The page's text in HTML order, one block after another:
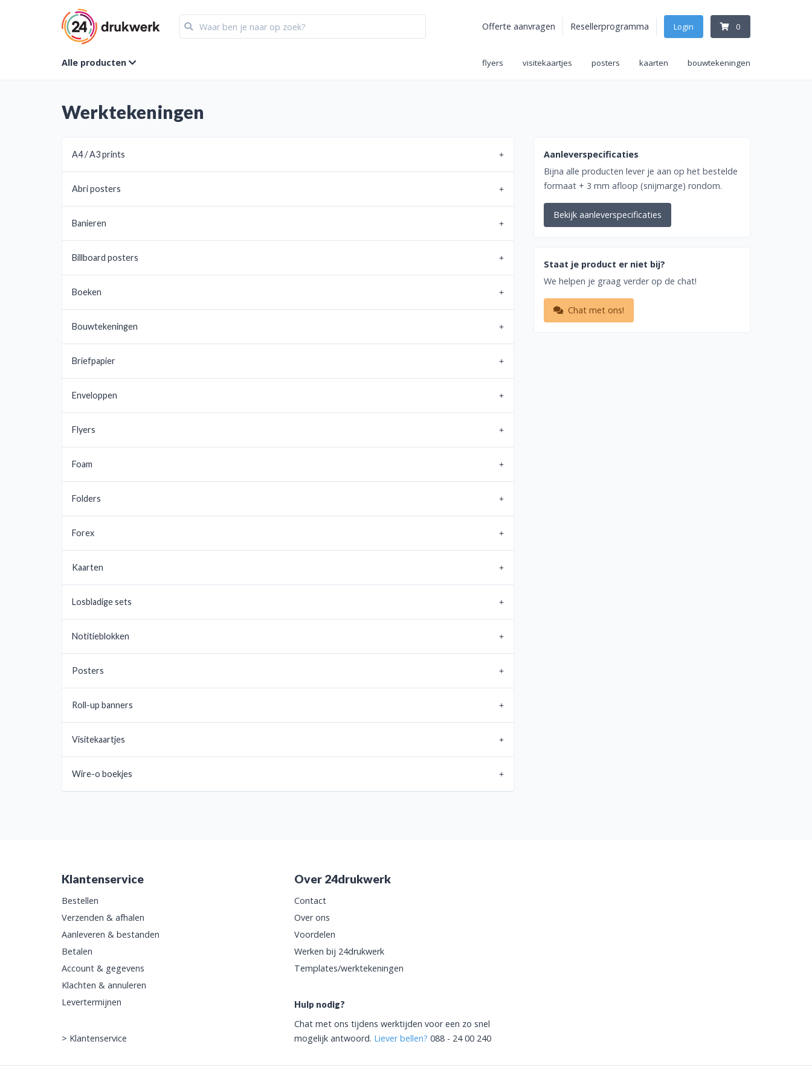
Alle producten
Offerte aanvragen Resellerprogramma Login 0
flyers visitekaartjes posters kaarten bouwtekeningen
Werktekeningen
A4 / A3 prints
Abri posters
Banieren
Billboard posters
Boeken
Bouwtekeningen
Briefpapier
Enveloppen
Flyers
Foam
Folders
Forex
Kaarten
Losbladige sets
Notitieblokken
Posters
Roll-up banners
Visitekaartjes
Wire-o boekjes
Aanleverspecificaties
Bijna alle producten lever je aan op het bestelde
formaat + 3 mm afloop (snijmarge) rondom.
Bekijk aanleverspecificaties
Staat je product er niet bij?
We helpen je graag verder op de chat!
Chat met ons!
Klantenservice
Bestellen
Verzenden & afhalen
Aanleveren & bestanden
Betalen
Account & gegevens
Klachten & annuleren
Levertermijnen
> Klantenservice
Over 24drukwerk
Contact
Over ons
Voordelen
Werken bij 24drukwerk
Templates/werktekeningen
Hulp nodig?
Chat met ons tijdens werktijden voor een zo snel
mogelijk antwoord. Liever bellen? 088 - 24 00 240